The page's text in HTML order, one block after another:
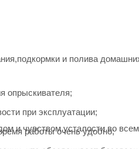
и полива
опрыскивателя;
при эксплуатации;
работы очень удобно;
и чувством усталости во